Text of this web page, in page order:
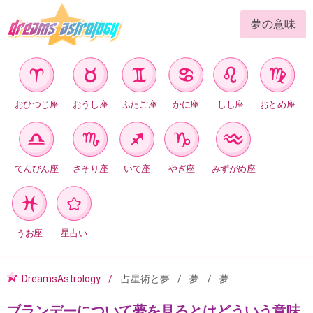
夢の意味
おひつじ座 おうし座 ふたご座 かに座 しし座 おとめ座
てんびん座 さそり座 いて座 やぎ座 みずがめ座
うお座 星占い
DreamsAstrology 占星術と夢 夢 夢